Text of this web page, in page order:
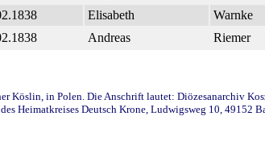
Elisabeth Warnke
Andreas Riemer
in Polen. Die Anschrift lautet: Diözesanarchiv
Heimatkreises Deutsch Krone, Ludwigsweg 10, 49152